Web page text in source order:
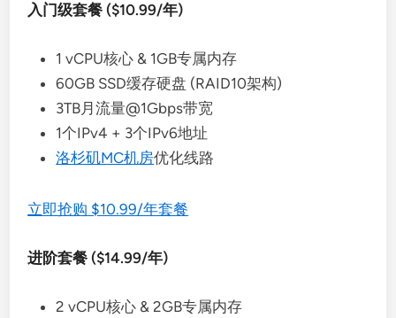
入门级套餐 ($10.99/年)
1 vCPU核心 & 1GB专属内存
60GB SSD缓存硬盘 (RAID10架构)
3TB月流量@1Gbps带宽
1个IPv4 + 3个IPv6地址
洛杉矶MC机房优化线路
立即抢购 $10.99/年套餐
进阶套餐 ($14.99/年)
2 vCPU核心 & 2GB专属内存